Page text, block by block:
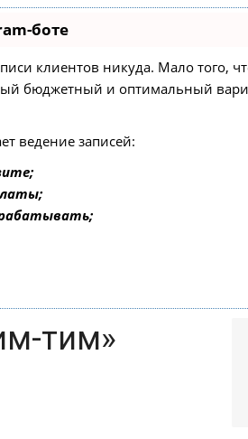
боте
клиентов никуда. Мало того,
бюджетный и оптимальный
ведение записей:
тим»